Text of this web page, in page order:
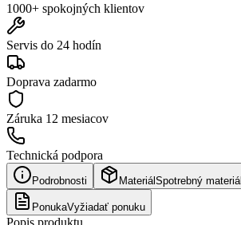
1000+ spokojných klientov
Servis do 24 hodín
Doprava zadarmo
Záruka 12 mesiacov
Technická podpora
Podrobnosti Materiál Spotrebný materiál
PonukaVyžiadať ponuku
Popis produktu